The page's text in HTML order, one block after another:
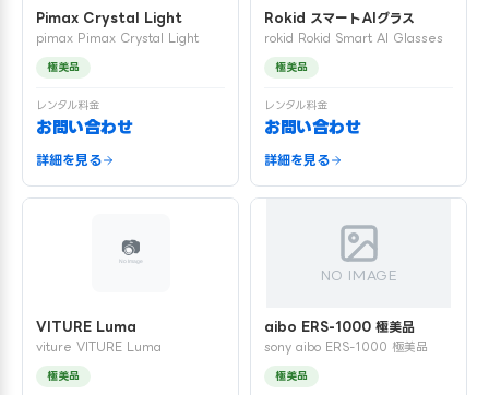
Pimax Crystal Light
pimax Pimax Crystal Light
極美品
レンタル料金
お問い合わせ
詳細を見る
Rokid スマートAIグラス
rokid Rokid Smart AI Glasses
極美品
レンタル料金
お問い合わせ
詳細を見る
VITURE Luma
viture VITURE Luma
極美品
NO IMAGE
aibo ERS-1000 極美品
sony aibo ERS-1000 極美品
極美品